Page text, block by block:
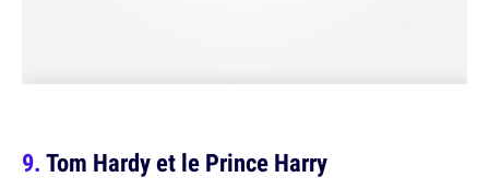
Tom Hardy et le Prince Harry